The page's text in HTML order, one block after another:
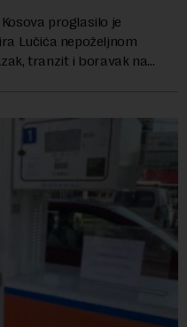
proglasilo je
Lučića nepoželjnom
tranzit i boravak na